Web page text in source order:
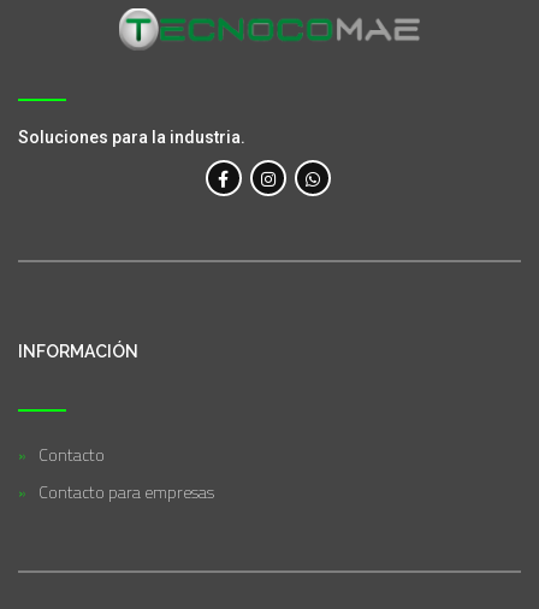
Soluciones para la industria.
INFORMACIÓN
Contacto
Contacto para empresas